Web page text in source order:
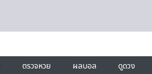
ตรวจหวย ผลบอล ดูดวง